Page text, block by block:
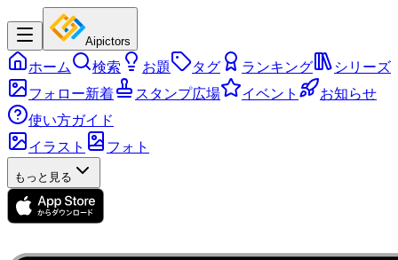
Aipictors
ホーム 検索 お題 タグ ランキング
シリーズ
フォロー新着
スタンプ広場 イベント
お知らせ
使い方ガイド
イラスト
フォト
もっと見る